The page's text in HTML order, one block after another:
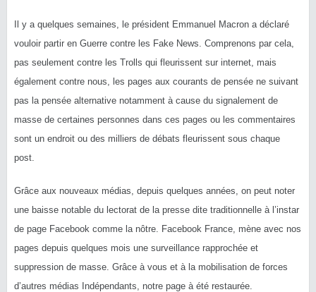
Il y a quelques semaines, le président Emmanuel Macron a déclaré
vouloir partir en Guerre contre les Fake News. Comprenons par cela,
pas seulement contre les Trolls qui fleurissent sur internet, mais
également contre nous, les pages aux courants de pensée ne suivant
pas la pensée alternative notamment à cause du signalement de
masse de certaines personnes dans ces pages ou les commentaires
sont un endroit ou des milliers de débats fleurissent sous chaque
post.
Grâce aux nouveaux médias, depuis quelques années, on peut noter
une baisse notable du lectorat de la presse dite traditionnelle à l’instar
de page Facebook comme la nôtre.
Facebook France, mène avec nos
pages depuis quelques mois une surveillance rapprochée et
suppression de masse. Grâce à vous et à la mobilisation de forces
d’autres médias Indépendants, notre page à été restaurée.